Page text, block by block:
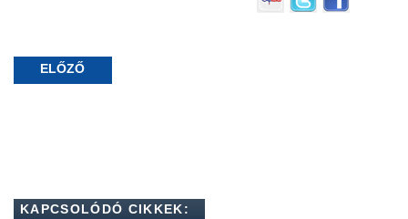
ELŐZŐ
KAPCSOLÓDÓ CIKKEK: